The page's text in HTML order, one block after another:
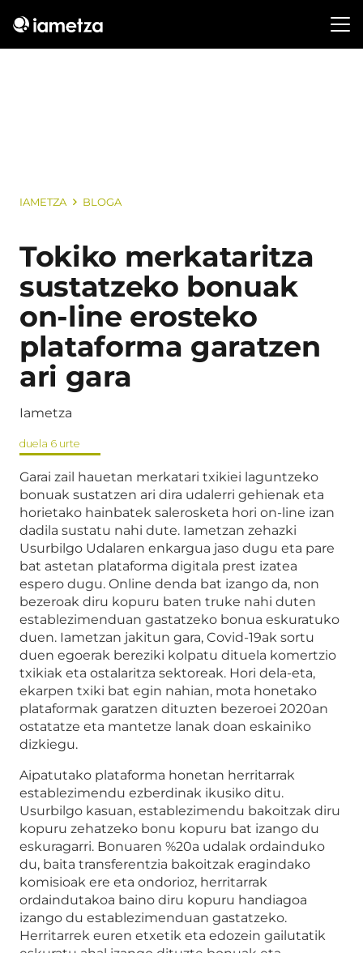
IAMETZA BLOGA
Tokiko merkataritza
sustatzeko bonuak
on-line erosteko
plataforma garatzen
ari gara
Iametza
duela 6 urte
Garai zail hauetan merkatari txikiei laguntzeko
bonuak sustatzen ari dira udalerri gehienak eta
horietako hainbatek salerosketa hori on-line izan
dadila sustatu nahi dute. Iametzan zehazki
Usurbilgo Udalaren enkargua jaso dugu eta pare
bat astetan plataforma digitala prest izatea
espero dugu. Online denda bat izango da, non
bezeroak diru kopuru baten truke nahi duten
establezimenduan gastatzeko bonua eskuratuko
duen. Iametzan jakitun gara, Covid-19ak sortu
duen egoerak bereziki kolpatu dituela komertzio
txikiak eta ostalaritza sektoreak. Hori dela-eta,
ekarpen txiki bat egin nahian, mota honetako
plataformak garatzen dituzten bezeroei 2020an
ostatatze eta mantetze lanak doan eskainiko
dizkiegu.
Aipatutako plataforma honetan herritarrak
establezimendu ezberdinak ikusiko ditu.
Usurbilgo kasuan, establezimendu bakoitzak diru
kopuru zehatzeko bonu kopuru bat izango du
eskuragarri. Bonuaren %20a udalak ordainduko
du, baita transferentzia bakoitzak eragindako
komisioak ere eta ondorioz, herritarrak
ordaindutakoa baino diru kopuru handiagoa
izango du establezimenduan gastatzeko.
Herritarrek euren etxetik eta edozein gailutatik